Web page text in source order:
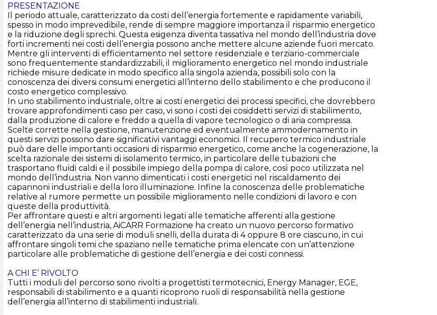
PRESENTAZIONE
Il periodo attuale, caratterizzato da costi dell’energia fortemente e rapidamente variabili,
spesso in modo imprevedibile, rende di sempre maggiore importanza il risparmio energetico
e la riduzione degli sprechi. Questa esigenza diventa tassativa nel mondo dell’industria dove
forti incrementi nei costi dell’energia possono anche mettere alcune aziende fuori mercato.
Mentre gli interventi di efficientamento nel settore residenziale e terziario-commerciale
sono frequentemente standardizzabili, il miglioramento energetico nel mondo industriale
richiede misure dedicate in modo specifico alla singola azienda, possibili solo con la
conoscenza dei diversi consumi energetici all’interno dello stabilimento e che producono il
costo energetico complessivo.
In uno stabilimento industriale, oltre ai costi energetici dei processi specifici, che dovrebbero
trovare approfondimenti caso per caso, vi sono i costi dei cosiddetti servizi di stabilimento,
dalla produzione di calore e freddo a quella di vapore tecnologico o di aria compressa.
Scelte corrette nella gestione, manutenzione ed eventualmente ammodernamento in
questi servizi possono dare significativi vantaggi economici. Il recupero termico industriale
può dare delle importanti occasioni di risparmio energetico, come anche la cogenerazione, la
scelta razionale dei sistemi di isolamento termico, in particolare delle tubazioni che
trasportano fluidi caldi e il possibile impiego della pompa di calore, così poco utilizzata nel
mondo dell’industria. Non vanno dimenticati i costi energetici nel riscaldamento dei
capannoni industriali e della loro illuminazione. Infine la conoscenza delle problematiche
relative al rumore permette un possibile miglioramento nelle condizioni di lavoro e con
queste della produttività.
Per affrontare questi e altri argomenti legati alle tematiche afferenti alla gestione
dell’energia nell’industria, AiCARR Formazione ha creato un nuovo percorso formativo
caratterizzato da una serie di moduli snelli, della durata di 4 oppure 8 ore ciascuno, in cui
affrontare singoli temi che spaziano nelle tematiche prima elencate con un’attenzione
particolare alle problematiche di gestione dell’energia e dei costi connessi.
A CHI E’ RIVOLTO
Tutti i moduli del percorso sono rivolti a progettisti termotecnici, Energy Manager, EGE,
responsabili di stabilimento e a quanti ricoprono ruoli di responsabilità nella gestione
dell’energia all’interno di stabilimenti industriali.